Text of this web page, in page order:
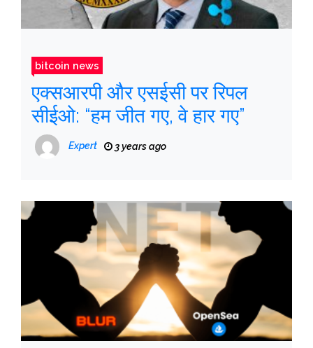
bitcoin news
एक्सआरपी और एसईसी पर रिपल
सीईओ: “हम जीत गए, वे हार गए”
Expert 3 years ago